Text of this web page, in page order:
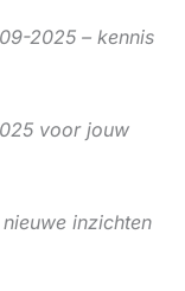
2025 – kennis
voor jouw
inzichten